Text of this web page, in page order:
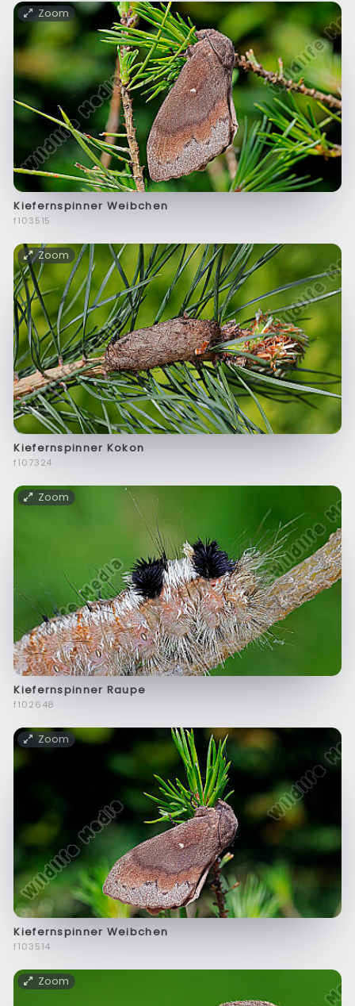
Zoom
Kiefernspinner Weibchen
f103515
Zoom
Kiefernspinner Kokon
f107324
Zoom
Kiefernspinner Raupe
f102648
Zoom
Kiefernspinner Weibchen
f103514
Zoom